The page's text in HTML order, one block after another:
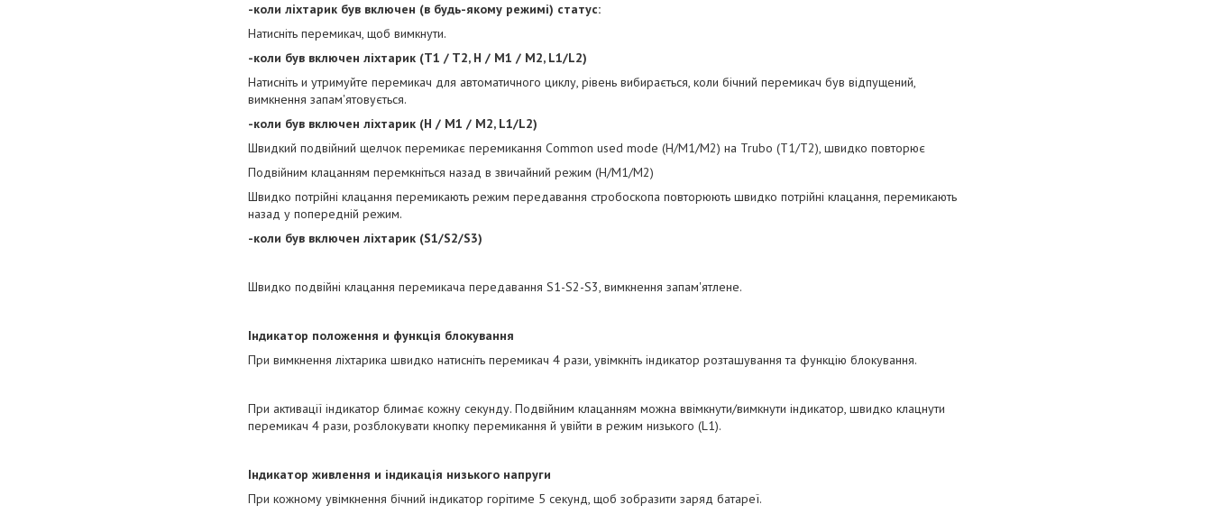
-коли ліхтарик був включен (в будь-якому режимі) статус:
Натисніть перемикач, щоб вимкнути.
-коли був включен ліхтарик (T1 / T2, H / M1 / M2, L1/L2)
Натисніть и утримуйте перемикач для автоматичного циклу, рівень вибирається, коли бічний перемикач був відпущений,
вимкнення запам'ятовується.
-коли був включен ліхтарик (H / M1 / M2, L1/L2)
Швидкий подвійний щелчок перемикає перемикання Common used mode (H/M1/M2) на Trubo (T1/T2), швидко повторює
Подвійним клацанням перемкніться назад в звичайний режим (H/M1/M2)
Швидко потрійні клацання перемикають режим передавання стробоскопа повторюють швидко потрійні клацання, перемикають
назад у попередній режим.
-коли був включен ліхтарик (S1/S2/S3)
Швидко подвійні клацання перемикача передавання S1-S2-S3, вимкнення запам'ятлене.
Індикатор положення и функція блокування
При вимкнення ліхтарика швидко натисніть перемикач 4 рази, увімкніть індикатор розташування та функцію блокування.
При активації індикатор блимає кожну секунду. Подвійним клацанням можна ввімкнути/вимкнути індикатор, швидко клацнути
перемикач 4 рази, розблокувати кнопку перемикання й увійти в режим низького (L1).
Індикатор живлення и індикація низького напруги
При кожному увімкнення бічний індикатор горітиме 5 секунд, щоб зобразити заряд батареї.